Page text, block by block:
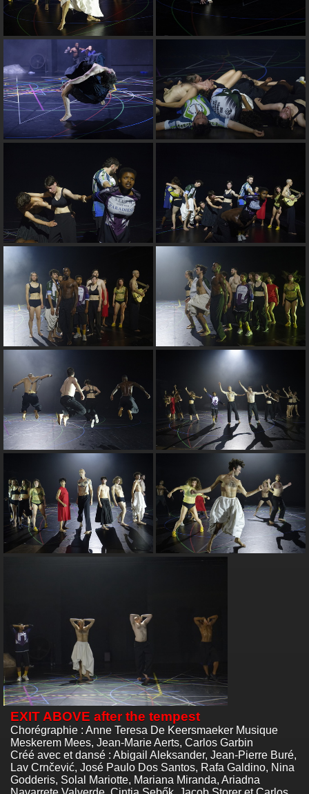
EXIT ABOVE after the tempest
Chorégraphie : Anne Teresa De Keersmaeker Musique
Meskerem Mees, Jean-Marie Aerts, Carlos Garbin
Créé avec et dansé : Abigail Aleksander, Jean-Pierre Buré,
Lav Crnčević, José Paulo Dos Santos, Rafa Galdino, Nina
Godderis, Solal Mariotte, Mariana Miranda, Ariadna